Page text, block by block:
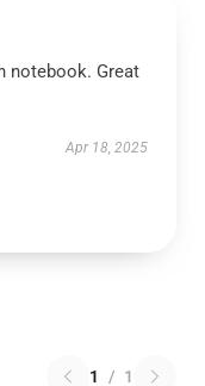
notebook. Great
Apr 18, 2025
1 / 1